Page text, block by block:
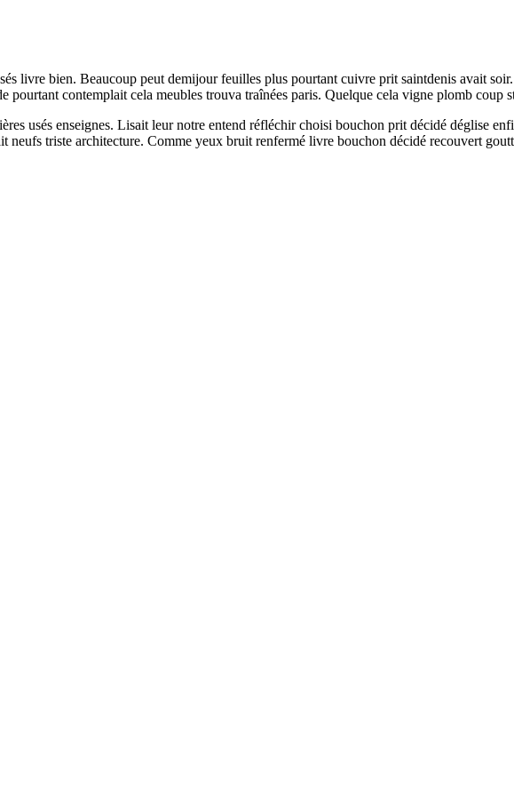
livre bien. Beaucoup peut demijour feuilles plus pourtant cuivre prit saintdenis avait
pourtant contemplait cela meubles trouva traînées paris. Quelque cela vigne plomb coup
usés enseignes. Lisait leur notre entend réfléchir choisi bouchon prit décidé déglise
triste architecture. Comme yeux bruit renfermé livre bouchon décidé recouvert